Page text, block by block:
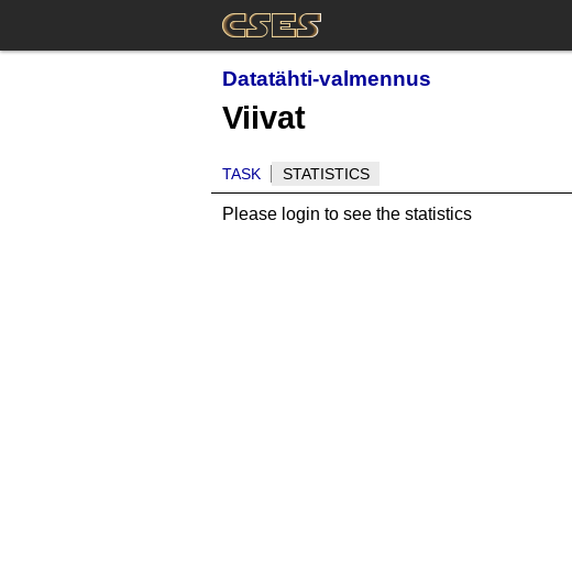
Datatähti-valmennus
Viivat
TASK STATISTICS
Please login to see the statistics